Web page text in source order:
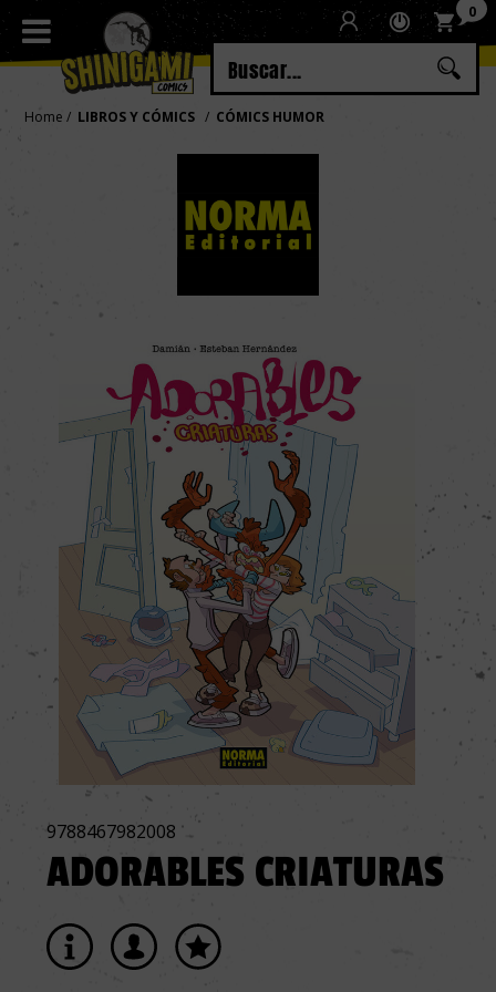
Regístrate
Iniciar sesión 0
Home LIBROS Y CÓMICS CÓMICS HUMOR
9788467982008
ADORABLES CRIATURAS